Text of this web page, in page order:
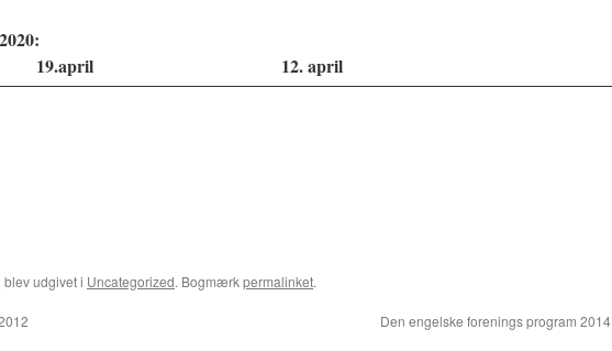
12. april
udgivet i Uncategorized. Bogmærkpermalinket.
Den engelske forenings program 2014